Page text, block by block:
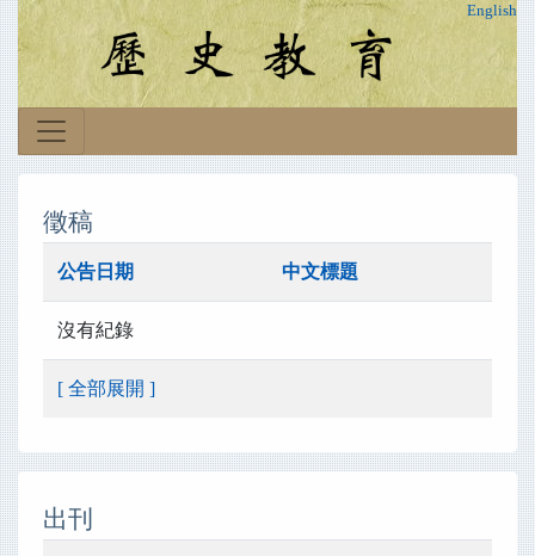
English
徵稿
公告日期 中文標題
沒有紀錄
[ 全部展開 ]
出刊